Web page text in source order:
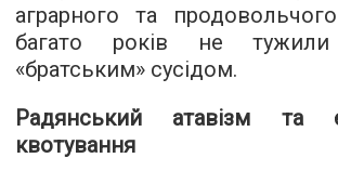
аграрного та
багато років не
«братським» сусідом.
Радянський атавізм та
квотування